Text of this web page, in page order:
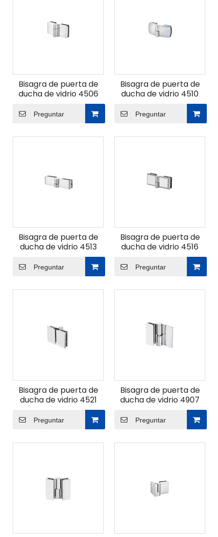
Bisagra de puerta de
ducha de vidrio 4506
Preguntar
Bisagra de puerta de
ducha de vidrio 4510
Preguntar
Bisagra de puerta de
ducha de vidrio 4513
Preguntar
Bisagra de puerta de
ducha de vidrio 4516
Preguntar
Bisagra de puerta de
ducha de vidrio 4521
Preguntar
Bisagra de puerta de
ducha de vidrio 4907
Preguntar